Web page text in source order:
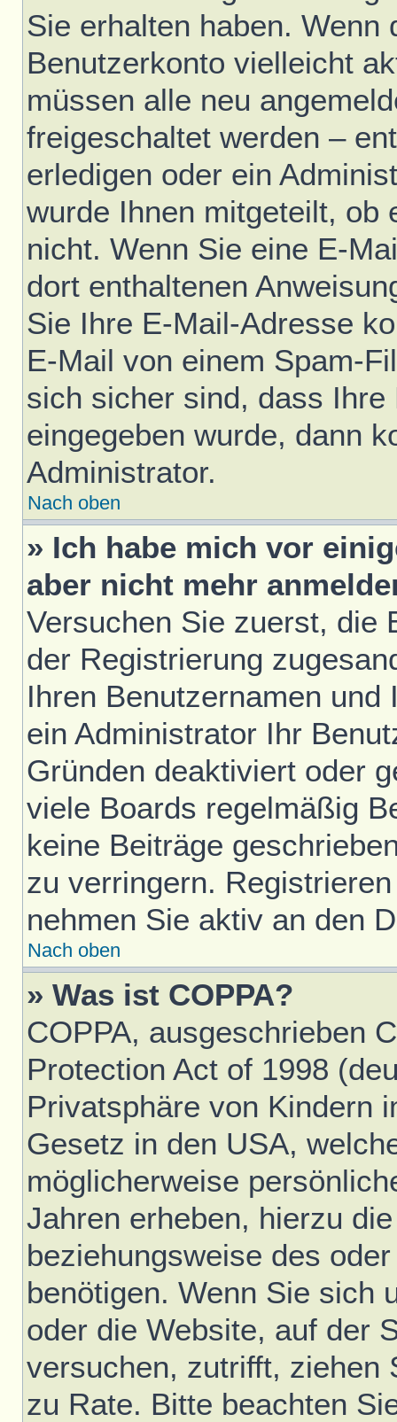
Sie erhalten haben.
Benutzerkonto vielleicht
müssen alle neu
freigeschaltet werden –
erledigen oder ein
wurde Ihnen mitgeteilt, ob
nicht. Wenn Sie eine E-
dort enthaltenen
Sie Ihre E-Mail-Adresse
E-Mail von einem Spam-
sich sicher sind, dass
eingegeben wurde, dann
Administrator.
Nach oben
» Ich habe mich vor
aber nicht mehr
Versuchen Sie zuerst, die
der Registrierung
Ihren Benutzernamen
ein Administrator Ihr
Gründen deaktiviert oder
viele Boards regelmäßig
keine Beiträge
zu verringern.
nehmen Sie aktiv an den
Nach oben
» Was ist COPPA?
COPPA, ausgeschrieben
Protection Act of 1998
Privatsphäre von Kindern
Gesetz in den USA,
möglicherweise
Jahren erheben, hierzu
beziehungsweise des
benötigen. Wenn Sie sich
oder die Website, auf der
versuchen, zutrifft, ziehen
zu Rate. Bitte beachten